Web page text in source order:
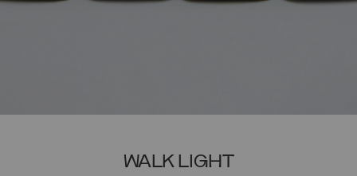
WALK LIGHT